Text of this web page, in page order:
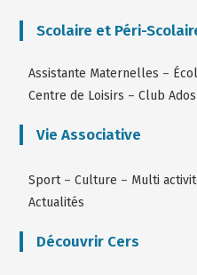
Scolaire et Péri-
Assistante Maternelles –
Centre de Loisirs –Club Ados
Vie Associative
Sport –Culture – Multi
Actualités
Découvrir Cers